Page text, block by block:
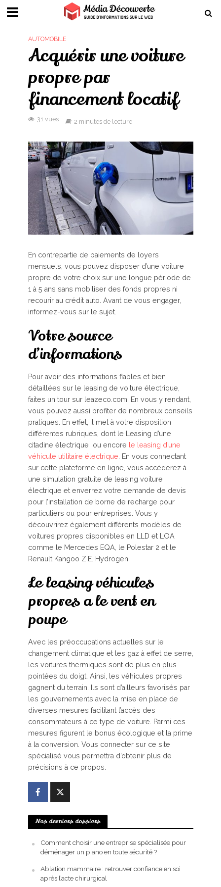
AUTOMOBILE
Acquérir une voiture
propre par
financement locatif
31 vues 2 minutes de lecture
En contrepartie de paiements de loyers
mensuels, vous pouvez disposer d’une voiture
propre de votre choix sur une longue période de
1 à 5 ans sans mobiliser des fonds propres ni
recourir au crédit auto. Avant de vous engager,
informez-vous sur le sujet.
Votre source
d’informations
Pour avoir des informations fiables et bien
détaillées sur le leasing de voiture électrique,
faites un tour sur leazeco.com. En vous y rendant,
vous pouvez aussi profiter de nombreux conseils
pratiques. En effet, il met à votre disposition
différentes rubriques, dont le Leasing d’une
citadine électrique ou encore le leasing d’une
véhicule utilitaire électrique . En vous connectant
sur cette plateforme en ligne, vous accéderez à
une simulation gratuite de leasing voiture
électrique et enverrez votre demande de devis
pour l’installation de borne de recharge pour
particuliers ou pour entreprises. Vous y
découvrirez également différents modèles de
voitures propres disponibles en LLD et LOA
comme le Mercedes EQA, le Polestar 2 et le
Renault Kangoo Z.E. Hydrogen.
Le leasing véhicules
propres a le vent en
poupe
Avec les préoccupations actuelles sur le
changement climatique et les gaz à effet de serre,
les voitures thermiques sont de plus en plus
pointées du doigt. Ainsi, les véhicules propres
gagnent du terrain. Ils sont d’ailleurs favorisés par
les gouvernements avec la mise en place de
diverses mesures facilitant l’accès des
consommateurs à ce type de voiture. Parmi ces
mesures figurent le bonus écologique et la prime
à la conversion. Vous connecter sur ce site
spécialisé vous permettra d’obtenir plus de
précisions à ce propos.
Nos derniers dossiers
Comment choisir une entreprise spécialisée pour
déménager un piano en toute sécurité ?
Ablation mammaire : retrouver confiance en soi
après l’acte chirurgical